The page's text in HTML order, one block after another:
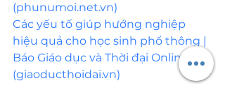
(phunumoi.net.vn)
Các yếu tố giúp hướng nghiệp
hiệu quả cho học sinh phổ thông |
Báo Giáo dục và Thời đại Online
(giaoducthoidai.vn)